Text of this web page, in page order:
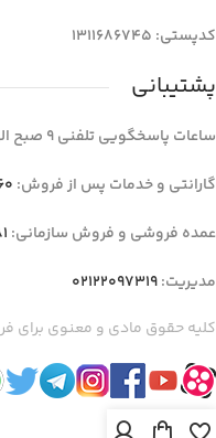
کدپستی: 1311686745
پشتیبانی
ساعات پاسخگویی تلفنی 9 صبح الی 18
گارانتی و خدمات پس از فروش:
عمده فروشی و فروش سازمانی:
مدیریت:02122097319
کلیه حقوق مادی و معنوی برای